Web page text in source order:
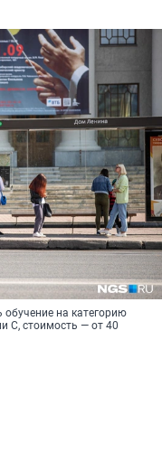
обучение на категорию
С, стоимость — от 40